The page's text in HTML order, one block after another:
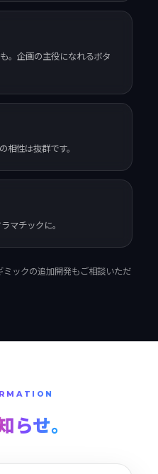
。企画の主役になれるボタ
相性は抜群です。
マチックに。
ックの追加開発もご相談いただ
らせ。